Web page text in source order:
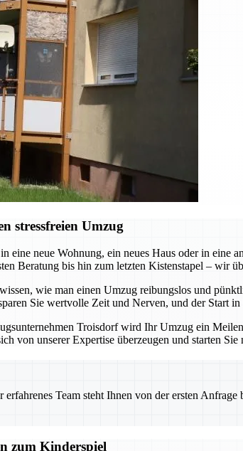
stressfreien Umzug
neue Wohnung, ein neues Haus oder in eine
Beratung bis hin zum letzten Kistenstapel – wir
wie man einen Umzug reibungslos und
Sie wertvolle Zeit und Nerven, und der Start
Troisdorf wird Ihr Umzug ein
von unserer Expertise überzeugen und starten
Team steht Ihnen von der ersten
zum Kinderspiel